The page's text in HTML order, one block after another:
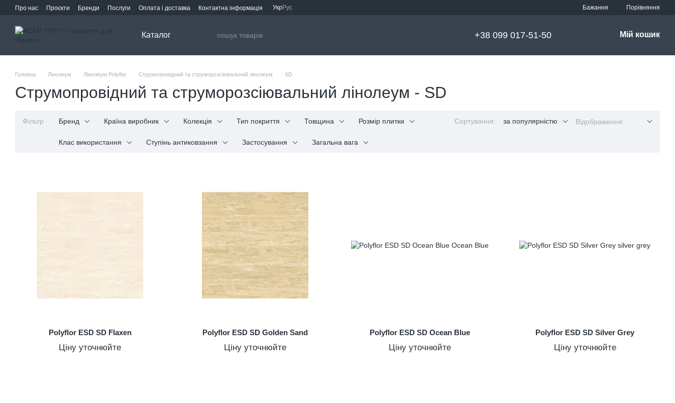
Перейти до основного контенту
Про нас Проєкти Бренди Послуги Оплата і доставка Контактна інформація УкрРус Бажання Порівняння
Каталог +38 099 017-51-50 Мій кошик
Головна Лінолеум Лінолеум Polyflor Струмопровідний та струморозсіювальний лінолеум SD
Струмопровідний та струморозсіювальний лінолеум - SD
Фільтр Бренд Країна виробник Колекція Тип покриття Товщина Розмір плитки
Клас використання Ступінь антиковзання Застосування Загальна вага
Сортування: за популярністю Відображення:
Polyflor ESD SD Flaxen
Ціну уточнюйте
Polyflor ESD SD Golden Sand
Ціну уточнюйте
Polyflor ESD SD Ocean Blue
Ціну уточнюйте
Polyflor ESD SD Silver Grey
Ціну уточнюйте